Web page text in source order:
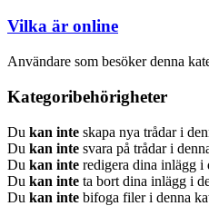
Vilka är online
Användare som besöker denna
Kategoribehörigheter
Du kan inte skapa nya trådar i
Du kan inte svara på trådar i
Du kan inte redigera dina inlägg i
Du kan inte ta bort dina inlägg i
Du kan inte bifoga filer i denna